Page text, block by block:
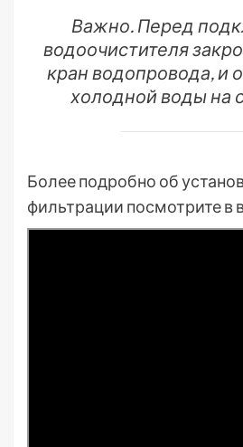
Важно. Перед
водоочистителя
кран водопровода, и
холодной воды на
Более подробно об
фильтрации посмотрите в